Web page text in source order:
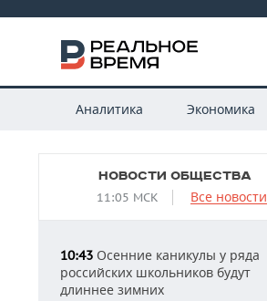
Аналитика Экономика
НОВОСТИ ОБЩЕСТВА
11:05 МСК Все новости
10:43 Осенние каникулы у ряда
российских школьников будут
длиннее зимних